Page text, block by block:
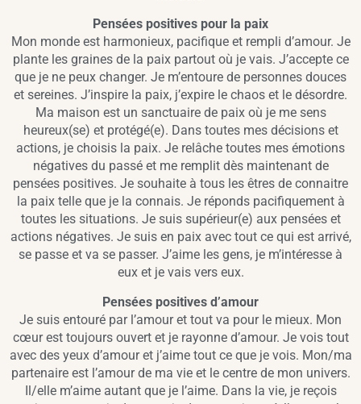
Pensées positives pour la paix
Mon monde est harmonieux, pacifique et rempli d’amour. Je
plante les graines de la paix partout où je vais. J’accepte ce
que je ne peux changer. Je m’entoure de personnes douces
et sereines. J’inspire la paix, j’expire le chaos et le désordre.
Ma maison est un sanctuaire de paix où je me sens
heureux(se) et protégé(e). Dans toutes mes décisions et
actions, je choisis la paix. Je relâche toutes mes émotions
négatives du passé et me remplit dès maintenant de
pensées positives. Je souhaite à tous les êtres de connaitre
la paix telle que je la connais. Je réponds pacifiquement à
toutes les situations. Je suis supérieur(e) aux pensées et
actions négatives. Je suis en paix avec tout ce qui est arrivé,
se passe et va se passer. J’aime les gens, je m’intéresse à
eux et je vais vers eux.
Pensées positives d’amour
Je suis entouré par l’amour et tout va pour le mieux. Mon
cœur est toujours ouvert et je rayonne d’amour. Je vois tout
avec des yeux d’amour et j’aime tout ce que je vois. Mon/ma
partenaire est l’amour de ma vie et le centre de mon univers.
Il/elle m’aime autant que je l’aime. Dans la vie, je reçois